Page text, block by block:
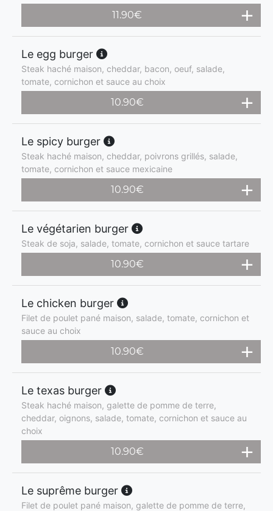
11.90€
Le egg burger
Steak haché maison, cheddar, bacon, oeuf, salade,
tomate, cornichon et sauce au choix
10.90€
Le spicy burger
Steak haché maison, cheddar, poivrons grillés, salade,
tomate, cornichon et sauce mexicaine
10.90€
Le végétarien burger
Steak de soja, salade, tomate, cornichon et sauce tartare
10.90€
Le chicken burger
Filet de poulet pané maison, salade, tomate, cornichon et
sauce au choix
10.90€
Le texas burger
Steak haché maison, galette de pomme de terre,
cheddar, oignons, salade, tomate, cornichon et sauce au
choix
10.90€
Le suprême burger
Filet de poulet pané maison, galette de pomme de terre,